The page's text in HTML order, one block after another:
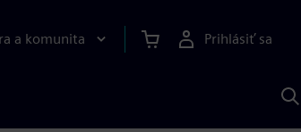
a komunita Prihlásiť sa